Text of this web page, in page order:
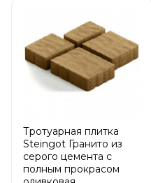
Тротуарная плитка
Steingot Гранито из
серого цемента с
полным прокрасом